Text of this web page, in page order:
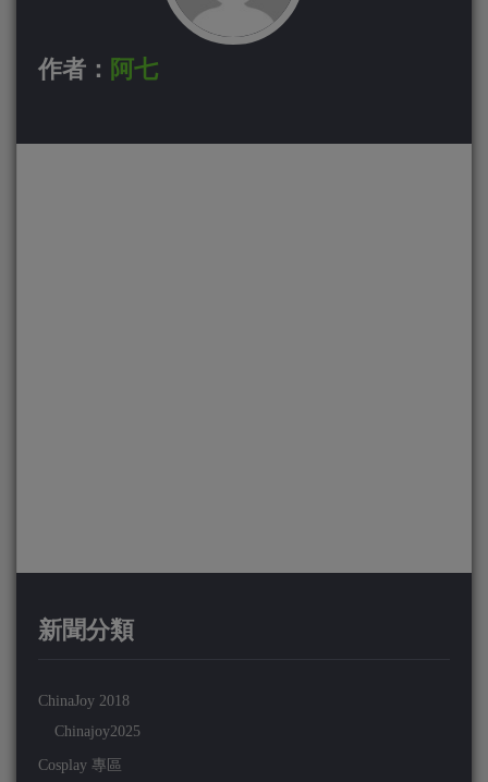
作者： 阿七
新聞分類
ChinaJoy 2018
Chinajoy2025
Cosplay 專區